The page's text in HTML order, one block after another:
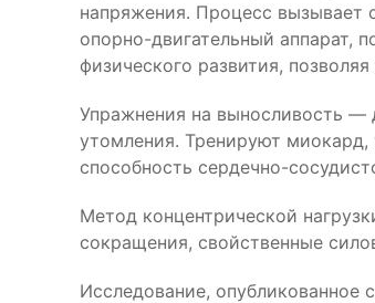
напряжения. Процесс вызывает
опорно-двигательный
физического развития,
Упражнения на выносливость —
утомления. Тренируют
способность сердечно-
Метод концентрической
сокращения, свойственные
Исследование, опубликованное